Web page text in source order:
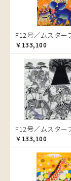
鳥
トカゲ
トンボ
日常
ニワトリ
バオバブの
バッファロ
花
ヒョウ
フクロウ
ブドウの木
フラミンゴ
ヘビ
F12号／ムスター
￥133,100
F12号／ムスター
￥133,100